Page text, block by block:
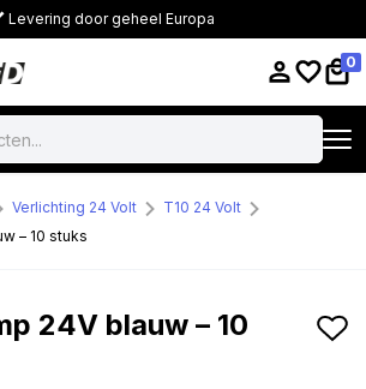
Levering door geheel Europa
0
Verlichting 24 Volt
T10 24 Volt
– 10 stuks
24V blauw – 10